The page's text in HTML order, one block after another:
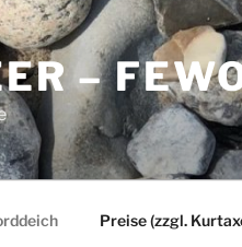
–
Preise (zzgl.